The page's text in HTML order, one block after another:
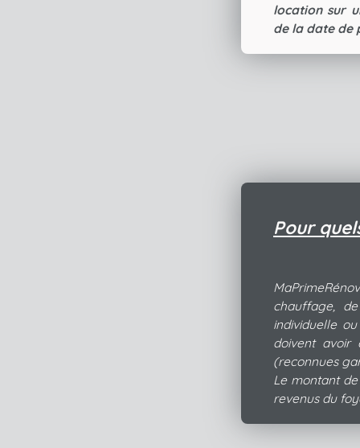
location sur
de la date de
Pour
chauffage,
individuelle
doivent avoir
(reconnues
Le montant
revenus du